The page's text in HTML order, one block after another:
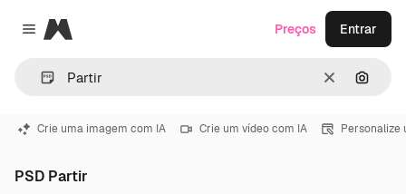
Close menu
Magnific
Limpar
Preços Entrar
Crie uma imagem com IA Crie um vídeo com IA Personalize
PSD Partir